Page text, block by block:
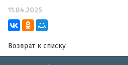
11.04.2025
Возврат к списку